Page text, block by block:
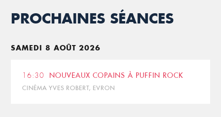
PROCHAINES SÉANCES
SAMEDI 8 AOÛT 2026
16:30 NOUVEAUX COPAINS À PUFFIN ROCK
CINÉMA YVES ROBERT, EVRON